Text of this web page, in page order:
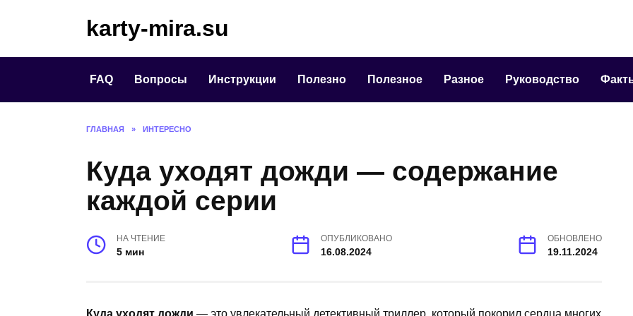
karty-mira.su
FAQ Вопросы Инструкции Полезно Полезное Разное Руководство
ГЛАВНАЯ » ИНТЕРЕСНО
Куда уходят дожди — содержание
каждой серии
НА ЧТЕНИЕ
5 мин
ОПУБЛИКОВАНО
16.08.2024
ОБНОВЛЕНО
19.11.2024